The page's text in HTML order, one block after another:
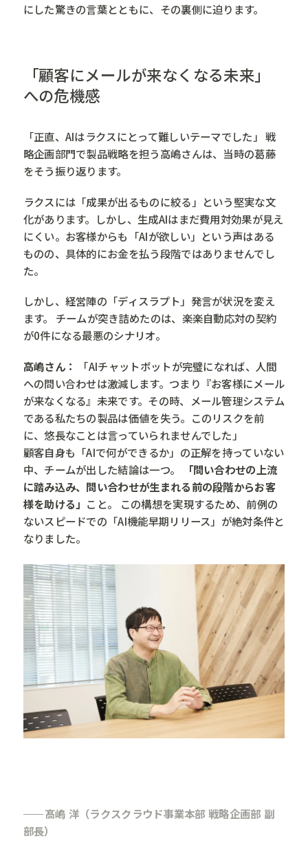
にした驚きの言葉とともに、その裏側に迫ります。
「顧客にメールが来なくなる未来」
への危機感
「正直、AIはラクスにとって難しいテーマでした」 戦
略企画部門で製品戦略を担う高嶋さんは、当時の葛藤
をそう振り返ります。
ラクスには「成果が出るものに絞る」という堅実な文
化があります。しかし、生成AIはまだ費用対効果が見え
にくい。お客様からも「AIが欲しい」という声はある
ものの、具体的にお金を払う段階ではありませんでし
た。
しかし、経営陣の「ディスラプト」発言が状況を変え
ます。 チームが突き詰めたのは、楽楽自動応対の契約
が0件になる最悪のシナリオ。
高嶋さん：
「AIチャットボットが完璧になれば、人間
への問い合わせは激減します。つまり『お客様にメール
が来なくなる』未来です。その時、メール管理システム
である私たちの製品は価値を失う。このリスクを前
に、悠長なことは言っていられませんでした」
顧客自身も「AIで何ができるか」の正解を持っていない
中、チームが出した結論は一つ。
「問い合わせの上流
に踏み込み、問い合わせが生まれる前の段階からお客
様を助ける」 こと。 この構想を実現するため、前例の
ないスピードでの「AI機能早期リリース」が絶対条件と
なりました。
髙嶋 洋（ラクスクラウド事業本部 戦略企画部 副
部長）